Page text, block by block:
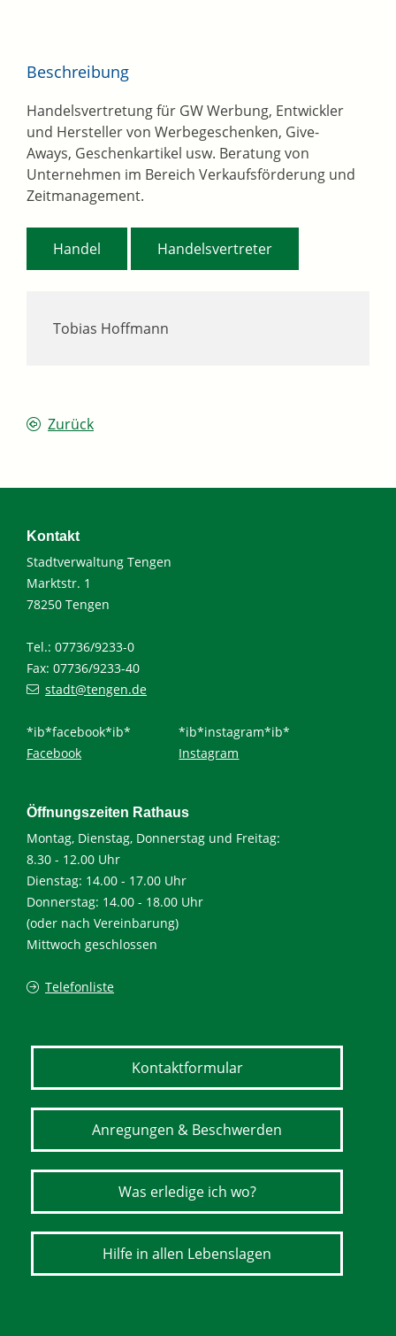
Tobias Hoffmann
Beschreibung
Handelsvertretung für GW Werbung, Entwickler
und Hersteller von Werbegeschenken, Give-
Aways, Geschenkartikel usw. Beratung von
Unternehmen im Bereich Verkaufsförderung und
Zeitmanagement.
Handel Handelsvertreter
Zurück
Kontakt
Stadtverwaltung Tengen
Marktstr. 1
78250 Tengen
Tel.: 07736/9233-0
Fax: 07736/9233-40
stadt@tengen.de
*ib*facebook*ib*
Facebook
*ib*instagram*ib*
Instagram
Öffnungszeiten Rathaus
Montag, Dienstag, Donnerstag und Freitag:
8.30 - 12.00 Uhr
Dienstag: 14.00 - 17.00 Uhr
Donnerstag: 14.00 - 18.00 Uhr
(oder nach Vereinbarung)
Mittwoch geschlossen
Telefonliste
Kontaktformular
Anregungen & Beschwerden
Was erledige ich wo?
Hilfe in allen Lebenslagen